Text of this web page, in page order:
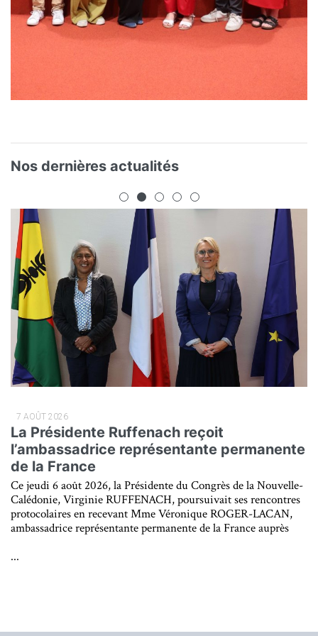
Nos dernières actualités
7 AOÛT 2026
La Présidente Ruffenach reçoit
l’ambassadrice représentante permanente
de la France
Ce jeudi 6 août 2026, la Présidente du Congrès de la Nouvelle-
Calédonie, Virginie RUFFENACH, poursuivait ses rencontres
protocolaires en recevant Mme Véronique ROGER-LACAN,
ambassadrice représentante permanente de la France auprès
...